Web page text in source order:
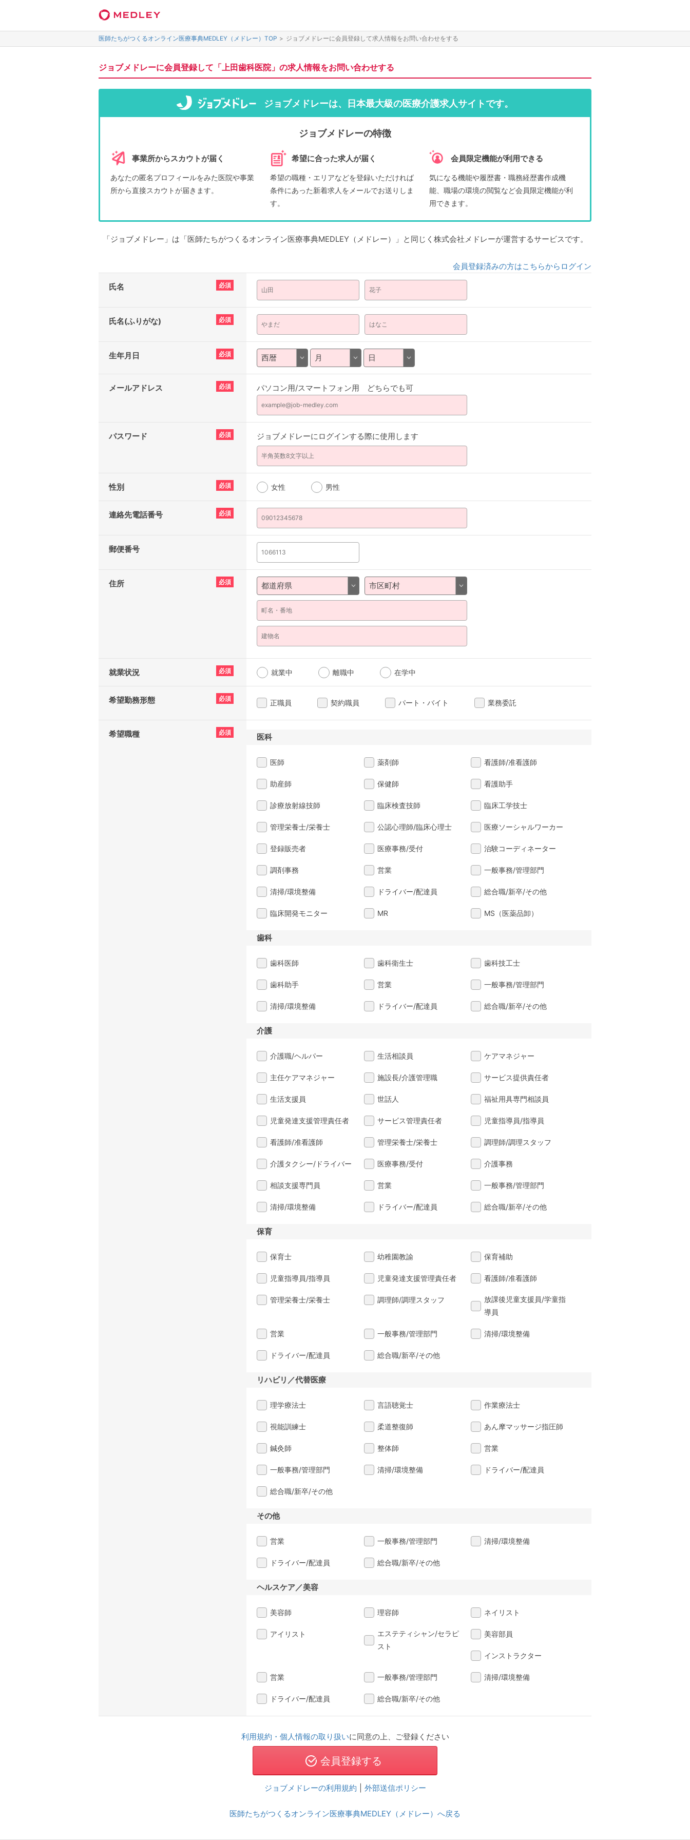
医師たちがつくるオンライン医療事典MEDLEY（メドレー）TOP > ジョブメドレーに会員登録して求人情報をお問い合わせをする
ジョブメドレーに会員登録して「上田歯科医院」の求人情報をお問い合わせする
ジョブメドレーは、日本最大級の医療介護求人サイトです。
ジョブメドレーの特徴
事業所からスカウトが届く
あなたの匿名プロフィールをみた医院や事業
所から直接スカウトが届きます。
希望に合った求人が届く
希望の職種・エリアなどを登録いただければ
条件にあった新着求人をメールでお送りしま
す。
会員限定機能が利用できる
気になる機能や履歴書・職務経歴書作成機
能、職場の環境の閲覧など会員限定機能が利
用できます。
「ジョブメドレー」は「医師たちがつくるオンライン医療事典MEDLEY（メドレー）」と同じく株式会社メドレーが運営するサービスです。
会員登録済みの方はこちらからログイン
氏名 必須
氏名(ふりがな) 必須
生年月日 必須
メールアドレス 必須 パソコン用/スマートフォン用 どちらでも可
パスワード 必須 ジョブメドレーにログインする際に使用します
性別 必須 女性 男性
連絡先電話番号 必須
郵便番号
住所 必須
就業状況 必須 就業中 離職中 在学中
希望勤務形態 必須 正職員 契約職員 パート・バイト 業務委託
希望職種 必須 医科
医師 薬剤師 看護師/准看護師
助産師 保健師 看護助手
診療放射線技師 臨床検査技師 臨床工学技士
管理栄養士/栄養士 公認心理師/臨床心理士 医療ソーシャルワーカー
登録販売者 医療事務/受付 治験コーディネーター
調剤事務 営業 一般事務/管理部門
清掃/環境整備 ドライバー/配達員 総合職/新卒/その他
臨床開発モニター MR MS（医薬品卸）
歯科
歯科医師 歯科衛生士 歯科技工士
歯科助手 営業 一般事務/管理部門
清掃/環境整備 ドライバー/配達員 総合職/新卒/その他
介護
介護職/ヘルパー 生活相談員 ケアマネジャー
主任ケアマネジャー 施設長/介護管理職 サービス提供責任者
生活支援員 世話人 福祉用具専門相談員
児童発達支援管理責任者 サービス管理責任者 児童指導員/指導員
看護師/准看護師 管理栄養士/栄養士 調理師/調理スタッフ
介護タクシー/ドライバー 医療事務/受付 介護事務
相談支援専門員 営業 一般事務/管理部門
清掃/環境整備 ドライバー/配達員 総合職/新卒/その他
保育
保育士 幼稚園教諭 保育補助
児童指導員/指導員 児童発達支援管理責任者 看護師/准看護師
管理栄養士/栄養士 調理師/調理スタッフ
放課後児童支援員/学童指
導員
営業 一般事務/管理部門 清掃/環境整備
ドライバー/配達員 総合職/新卒/その他
リハビリ／代替医療
理学療法士 言語聴覚士 作業療法士
視能訓練士 柔道整復師 あん摩マッサージ指圧師
鍼灸師 整体師 営業
一般事務/管理部門 清掃/環境整備 ドライバー/配達員
総合職/新卒/その他
その他
営業 一般事務/管理部門 清掃/環境整備
ドライバー/配達員 総合職/新卒/その他
ヘルスケア／美容
美容師 理容師 ネイリスト
アイリスト
エステティシャン/セラピ
スト
美容部員
インストラクター
営業 一般事務/管理部門 清掃/環境整備
ドライバー/配達員 総合職/新卒/その他
利用規約・個人情報の取り扱いに同意の上、ご登録ください
ジョブメドレーの利用規約 外部送信ポリシー
医師たちがつくるオンライン医療事典MEDLEY（メドレー）へ戻る